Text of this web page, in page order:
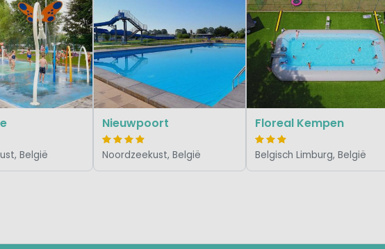
België
Nieuwpoort
Noordzeekust, België
Floreal Kempen
Belgisch Limburg, België